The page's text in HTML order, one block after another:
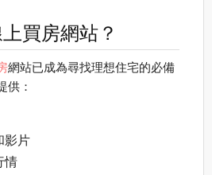
買房網站？
網站已成為尋找理想住宅的必備
供：
影片
情